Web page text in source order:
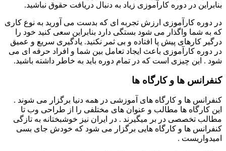
بنابراین در دوره کارآموزی زیاد به دنبال دریافت حقوق نباشید.
در دوره کارآموزی ارزش تجربه ای که بدست می آورید به نوع کاری
که به شما واگذار می شود بستگی دارد بنابراین سعی کنید خود را
درگیر کارهای پیش پا افتاده و بی ثمر نکنید. یادگیری سریع و عمیق
در دوره کارآموزی باعث ایجاد تعامل بین شما و افراد حرفه ای می
شود . این چیزی است که در تمام دوره باید به خاطر داشته باشید.
کنفرانس ها و کارگاه ها
کنفرانس ها و کارگاه های آموزشی در همه دنیا برگزار می شوند .
این کارگاه ها مطالب و عنوان های مختلفی را از طراحی وب تا
مطالب تخصصی در بر میگیرند . در ایران نیز خوشبختانه به تازگی
کنفرانس ها و کارگاه هایی برگزار می شود که خودش جای بسی
امیدواریست .